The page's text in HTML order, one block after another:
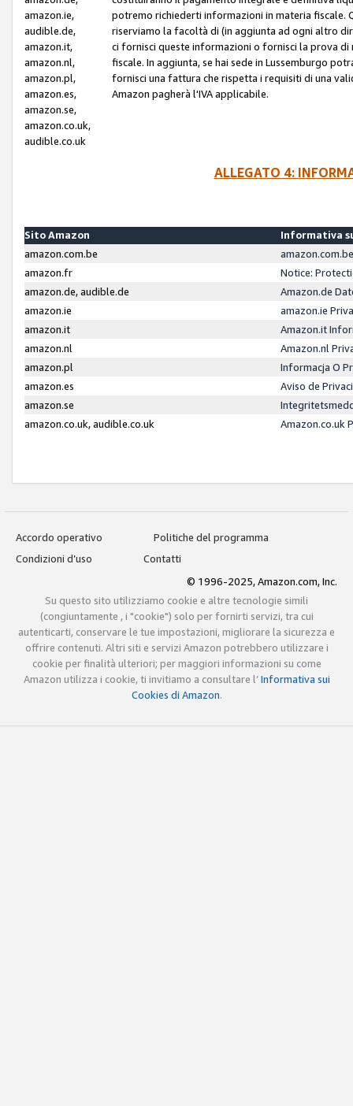
amazon.ie,
audible.de,
amazon.it,
amazon.nl,
amazon.pl,
amazon.es,
amazon.se,
amazon.co.uk,
audible.co.uk
potremo richiederti informazioni in materia fiscale.
riserviamo la facoltà di (in aggiunta ad ogni altro
ci fornisci queste informazioni o fornisci la prova
fiscale. In aggiunta, se hai sede in Lussemburgo
fornisci una fattura che rispetta i requisiti di una
Amazon pagherà l'IVA applicabile.
ALLEGATO 4:
Sito Amazon
Informativa
amazon.com.be
amazon.fr
Notice:
amazon.de, audible.de
Amazon.de
amazon.ie
amazon.ie
amazon.it
Amazon.it
amazon.nl
Amazon.nl
amazon.pl
Informacja O
amazon.es
Aviso de
amazon.se
amazon.co.uk, audible.co.uk
Amazon.co.uk
Accordo operativo
Politiche del programma
Condizioni d’uso
Contatti
© 1996-2025, Amazon.com, Inc.
Su questo sito utilizziamo cookie e altre tecnologie simili
(congiuntamente , i "cookie") solo per fornirti servizi, tra cui
autenticarti, conservare le tue impostazioni, migliorare la sicurezza e
offrire contenuti. Altri siti e servizi Amazon potrebbero utilizzare i
cookie per finalità ulteriori; per maggiori informazioni su come
Amazon utilizza i cookie, ti invitiamo a consultare l’Informativa sui
Cookies di Amazon.